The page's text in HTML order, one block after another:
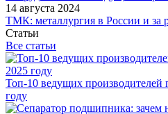
14 августа 2024
ТМК: металлургия в России и за
Статьи
Все статьи
Топ-10 ведущих
году